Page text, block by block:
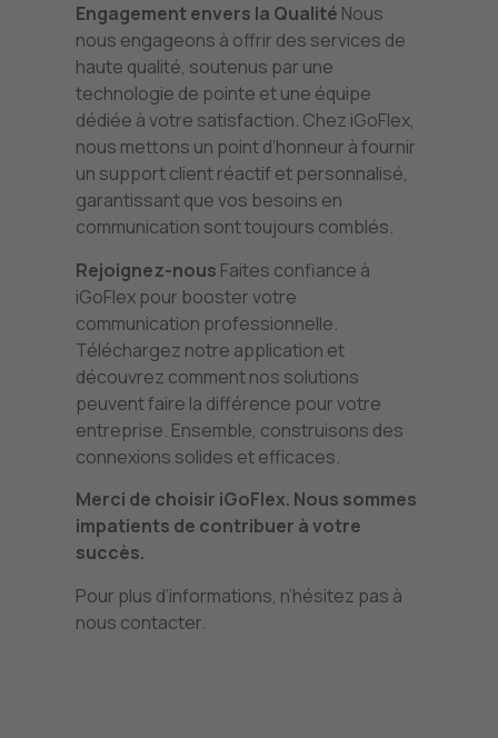
Engagement envers la Qualité Nous
nous engageons à offrir des services de
haute qualité, soutenus par une
technologie de pointe et une équipe
dédiée à votre satisfaction. Chez iGoFlex,
nous mettons un point d’honneur à fournir
un support client réactif et personnalisé,
garantissant que vos besoins en
communication sont toujours comblés.
Rejoignez-nous Faites confiance à
iGoFlex pour booster votre
communication professionnelle.
Téléchargez notre application et
découvrez comment nos solutions
peuvent faire la différence pour votre
entreprise. Ensemble, construisons des
connexions solides et efficaces.
Merci de choisir iGoFlex. Nous sommes
impatients de contribuer à votre
succès.
Pour plus d’informations, n’hésitez pas à
nous contacter.